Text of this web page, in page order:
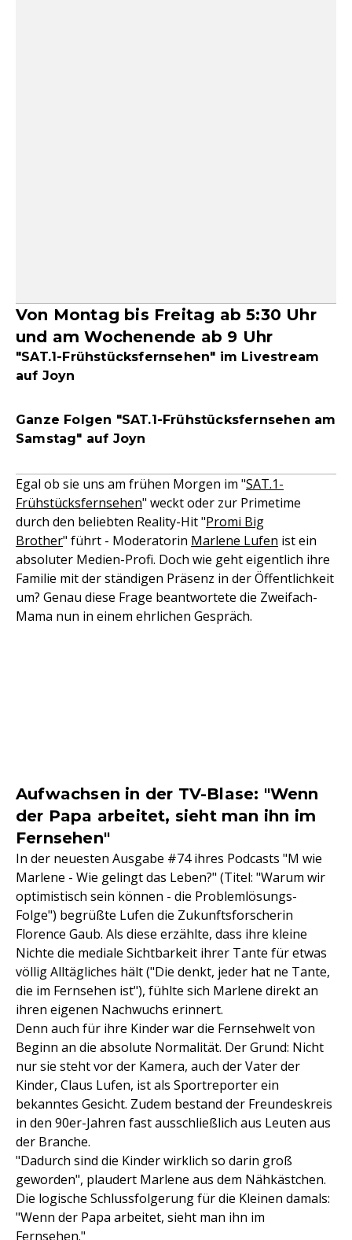
Von Montag bis Freitag ab 5:30 Uhr
und am Wochenende ab 9 Uhr
"SAT.1-Frühstücksfernsehen" im Livestream
auf Joyn
Ganze Folgen "SAT.1-Frühstücksfernsehen am
Samstag" auf Joyn
Egal ob sie uns am frühen Morgen im "SAT.1-
Frühstücksfernsehen" weckt oder zur Primetime
durch den beliebten Reality-Hit "Promi Big
Brother" führt - Moderatorin Marlene Lufen ist ein
absoluter Medien-Profi. Doch wie geht eigentlich ihre
Familie mit der ständigen Präsenz in der Öffentlichkeit
um? Genau diese Frage beantwortete die Zweifach-
Mama nun in einem ehrlichen Gespräch.
Aufwachsen in der TV-Blase: "Wenn
der Papa arbeitet, sieht man ihn im
Fernsehen"
In der neuesten Ausgabe #74 ihres Podcasts "M wie
Marlene - Wie gelingt das Leben?" (Titel: "Warum wir
optimistisch sein können - die Problemlösungs-
Folge") begrüßte Lufen die Zukunftsforscherin
Florence Gaub. Als diese erzählte, dass ihre kleine
Nichte die mediale Sichtbarkeit ihrer Tante für etwas
völlig Alltägliches hält ("Die denkt, jeder hat ne Tante,
die im Fernsehen ist"), fühlte sich Marlene direkt an
ihren eigenen Nachwuchs erinnert.
Denn auch für ihre Kinder war die Fernsehwelt von
Beginn an die absolute Normalität. Der Grund: Nicht
nur sie steht vor der Kamera, auch der Vater der
Kinder, Claus Lufen, ist als Sportreporter ein
bekanntes Gesicht. Zudem bestand der Freundeskreis
in den 90er-Jahren fast ausschließlich aus Leuten aus
der Branche.
"Dadurch sind die Kinder wirklich so darin groß
geworden", plaudert Marlene aus dem Nähkästchen.
Die logische Schlussfolgerung für die Kleinen damals:
"Wenn der Papa arbeitet, sieht man ihn im
Fernsehen."